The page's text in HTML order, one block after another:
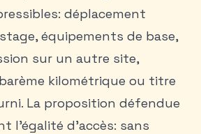
déplacement
équipements de base,
sur un autre site,
kilométrique ou titre
La proposition défendue
l’égalité d’accès: sans